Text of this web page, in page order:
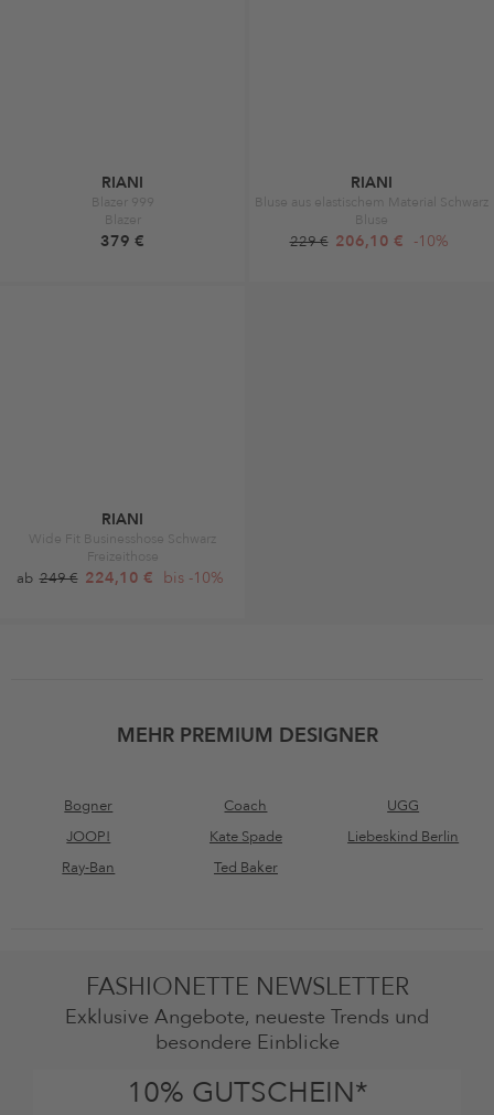
RIANI
Blazer 999
Blazer
379 €
RIANI
Bluse aus elastischem Material Schwarz
Bluse
229 € 206,10 € -10%
RIANI
Wide Fit Businesshose Schwarz
Freizeithose
ab 249 € 224,10 € bis -10%
MEHR PREMIUM DESIGNER
Bogner Coach
UGG
JOOP!
Kate Spade
Liebeskind Berlin
Ray-Ban
Ted Baker
FASHIONETTE NEWSLETTER
Exklusive Angebote, neueste Trends und
besondere Einblicke
10% GUTSCHEIN*